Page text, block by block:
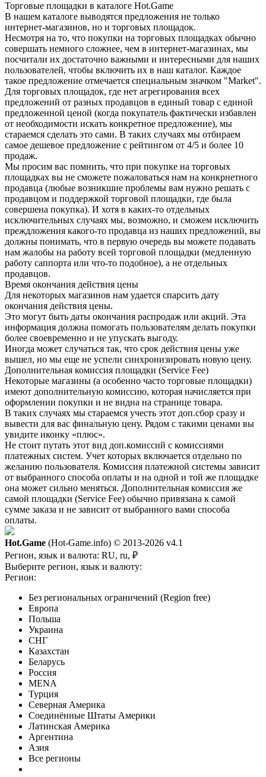
Торговые площадки в каталоге Hot.Game
В нашем каталоге выводятся предложения не только
интернет-магазинов, но и торговых площадок.
Несмотря на то, что покупки на торговых площадках обычно
совершать немного сложнее, чем в интернет-магазинах, мы
посчитали их достаточно важными и интересными для наших
пользователей, чтобы включить их в наш каталог. Каждое
такое предложение отмечается специальным значком "Market".
Для торговых площадок, где нет агрегирования всех
предложений от разных продавцов в единый товар с единой
предложенной ценой (когда покупатель фактически избавлен
от необходимости искать конкретное предложение), мы
стараемся сделать это сами. В таких случаях мы отбираем
самое дешевое предложение с рейтингом от 4/5 и более 10
продаж.
Мы просим вас помнить, что при покупке на торговых
площадках вы не сможете пожаловаться нам на конкрнетного
продавца (любые возникшие проблемы вам нужно решать с
продавцом и поддержкой торговой площадки, где была
совершена покупка). И хотя в каких-то отдельных
исключительных случаях мы, возможно, и сможем исключить
преждложения какого-то продавца из наших предложений, вы
должны понимать, что в первую очередь вы можете подавать
нам жалобы на работу всей торговой площадки (медленную
работу саппорта или что-то подобное), а не отдельных
продавцов.
Время окончания действия цены
Для некоторых магазинов нам удается спарсить дату
окончания действия цены.
Это могут быть даты окончания распродаж или акций. Эта
информация должна помогать пользователям делать покупки
более своевременно и не упускать выгоду.
Иногда может случаться так, что срок действия цены уже
вышел, но мы еще не успели синхронизировать новую цену.
Дополнительная комиссия площадки (Service Fee)
Некоторые магазины (а особенно часто торговые площадки)
имеют дополнительную комиссию, которая начисляется при
оформлении покупки и не видна на странице товара.
В таких случаях мы стараемся учесть этот доп.сбор сразу и
вывести для вас финальную цену. Рядом с такими ценами вы
увидите иконку «плюс».
Не стоит путать этот вид доп.комиссий с комиссиями
платежных систем. Учет которых включается отдельно по
желанию пользователя. Комиссия платежной системы зависит
от выбранного способа оплаты и на одной и той же площадке
она может сильно меняться. Дополнительная комиссия же
самой площадки (Service Fee) обычно привязана к самой
сумме заказа и не зависит от выбранного вами способа
оплаты.
Hot.Game (Hot-Game.info) © 2013-2026 v4.1
Регион, язык и валюта: RU, ru, ₽
Выберите регион, язык и валюту:
Регион:
Без региональных ограничений (Region free)
Европа
Польша
Украина
СНГ
Казахстан
Беларусь
Россия
MENA
Турция
Северная Америка
Соединённые Штаты Америки
Латинская Америка
Аргентина
Азия
Все регионы